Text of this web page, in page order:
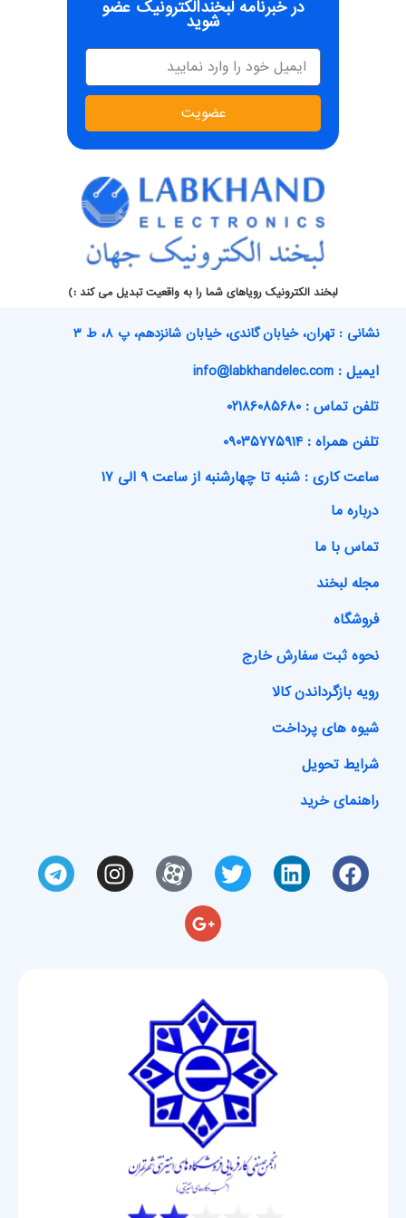
در خبرنامه لبخندالکترونیک عضو
شوید
عضویت
لبخند الکترونیک رویاهای شما را به واقعیت تبدیل می کند :)
نشانی : تهران، خیابان گاندی، خیابان شانزدهم، پ ۸، ط ۳
ایمیل : info@labkhandelec.com
تلفن تماس : ۰۲۱۸۶۰۸۵۶۸۰
تلفن همراه : ۰۹۰۳۵۷۷۵۹۱۴
ساعت کاری : شنبه تا چهارشنبه از ساعت ۹ الی ۱۷
درباره ما
تماس با ما
مجله لبخند
فروشگاه
نحوه ثبت سفارش خارج
رویه بازگرداندن کالا
شیوه های پرداخت
شرایط تحویل
راهنمای خرید